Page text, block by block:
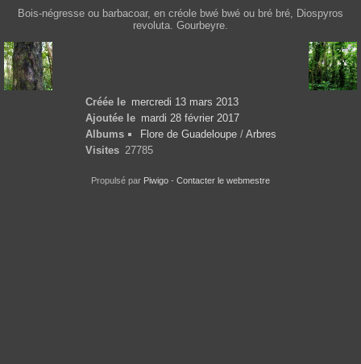
Bois-négresse ou barbacoar, en créole bwé bwé ou bré bré, Diospyros
revoluta. Gourbeyre.
Créée le mercredi 13 mars 2013
Ajoutée le mardi 28 février 2017
Albums
Flore de Guadeloupe/ Arbres
Visites 27785
Propulsé par Piwigo - Contacter le webmestre